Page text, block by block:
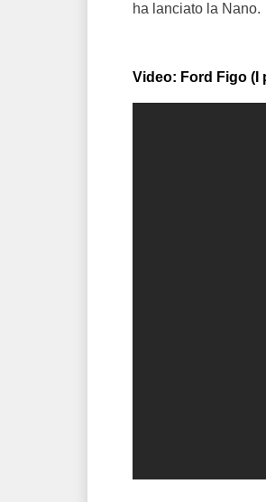
ha lanciato la Nano.
Video: Ford Figo (I